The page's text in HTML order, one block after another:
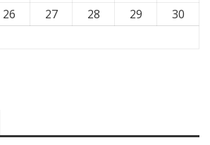
26 27 28 29
30